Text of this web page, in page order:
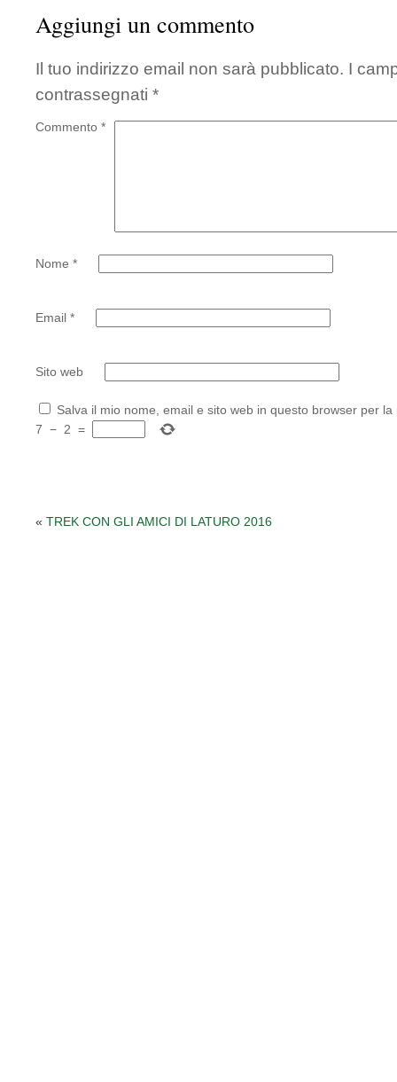
Aggiungi un commento
Il tuo indirizzo email non sarà pubblicato. I
contrassegnati *
Commento *
Nome *
Email *
Sito web
Salva il mio nome, email e sito web in questo browser per
7 − 2 =
« TREK CON GLI AMICI DI LATURO 2016